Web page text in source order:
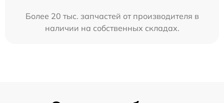
Более 20 тыс. запчастей от производителя в
наличии на собственных складах.